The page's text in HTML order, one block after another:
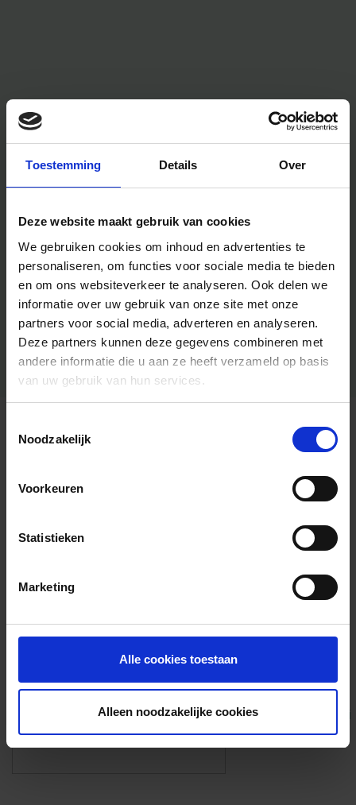
Toestemming Details Over
Deze website maakt gebruik van cookies
We gebruiken cookies om inhoud en advertenties te
personaliseren, om functies voor sociale media te bieden
en om ons websiteverkeer te analyseren. Ook delen we
informatie over uw gebruik van onze site met onze
partners voor social media, adverteren en analyseren.
Deze partners kunnen deze gegevens combineren met
andere informatie die u aan ze heeft verzameld op basis
van uw gebruik van hun services.
Noodzakelijk
Voorkeuren
Statistieken
Marketing
Alle cookies toestaan
Alleen noodzakelijke cookies
Algemene informatie
Foto’s ({{photos.length}})
Eigen foto’s